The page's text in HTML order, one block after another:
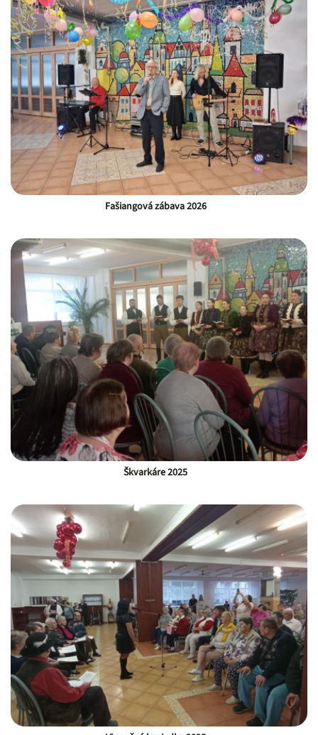
Fašiangová zábava 2026
Škvarkáre 2025